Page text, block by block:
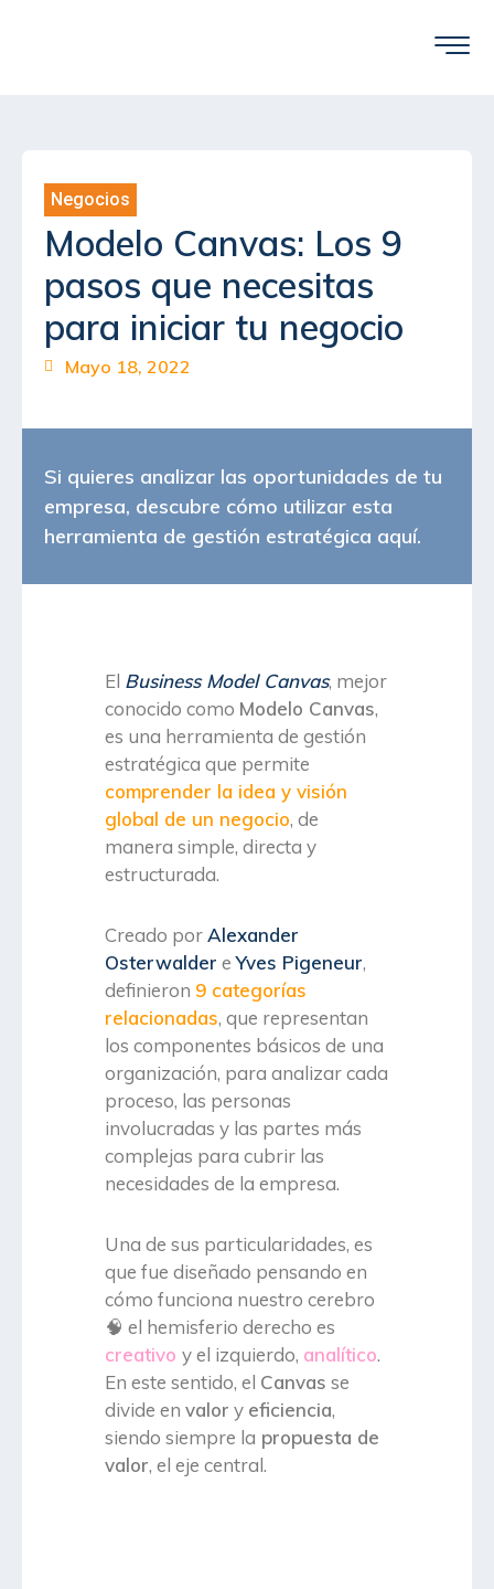
Negocios
Modelo Canvas: Los 9
pasos que necesitas
para iniciar tu negocio
Mayo 18, 2022
Si quieres analizar las oportunidades de tu
empresa, descubre cómo utilizar esta
herramienta de gestión estratégica aquí.
El Business Model Canvas, mejor
conocido como Modelo Canvas,
es una herramienta de gestión
estratégica que permite
comprender la idea y visión
global de un negocio, de
manera simple, directa y
estructurada.
Creado porAlexander
Osterwalder eYves Pigeneur,
definieron 9 categorías
relacionadas, que representan
los componentes básicos de una
organización, para analizar cada
proceso, las personas
involucradas y las partes más
complejas para cubrir las
necesidades de la empresa.
Una de sus particularidades, es
que fue diseñado pensando en
cómo funciona nuestro cerebro
🧠 el hemisferio derecho es
creativo y el izquierdo, analítico.
En este sentido, el Canvas se
divide en valor y eficiencia,
siendo siempre la propuesta de
valor, el eje central.